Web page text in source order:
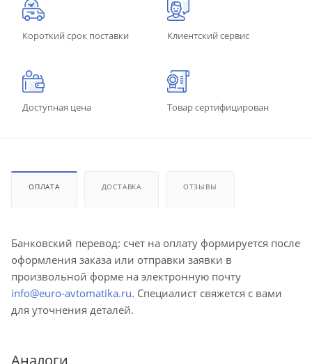
Короткий срок поставки Клиентский сервис
Доступная цена Товар сертифицирован
ОПЛАТА ДОСТАВКА ОТЗЫВЫ
Банковский перевод: счет на оплату формируется после
оформления заказа или отправки заявки в
произвольной форме на электронную почту
info@euro-avtomatika.ru. Специалист свяжется с вами
для уточнения деталей.
Аналоги